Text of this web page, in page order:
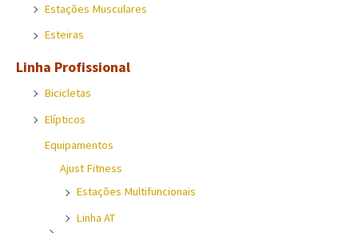
Estações Musculares
Esteiras
Linha Profissional
Bicicletas
Elípticos
Equipamentos
Ajust Fitness
Estações Multifuncionais
Linha AT